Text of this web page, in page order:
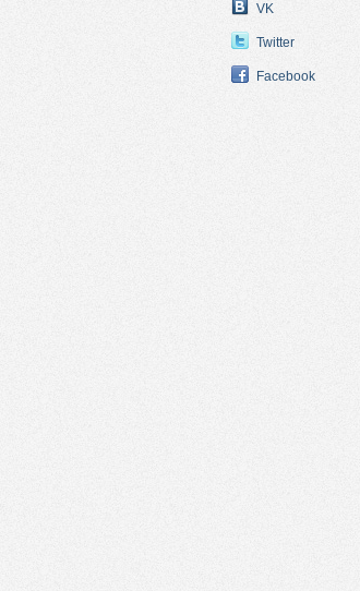
VK
Twitter
Facebook